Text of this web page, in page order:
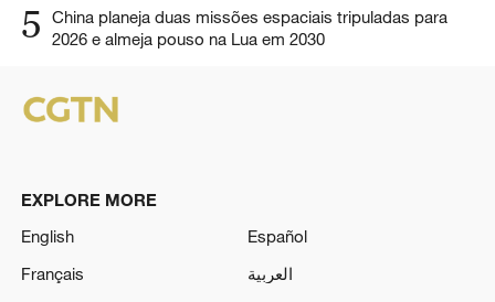
5
China planeja duas missões espaciais tripuladas para
2026 e almeja pouso na Lua em 2030
EXPLORE MORE
English
Español
Français
العربية